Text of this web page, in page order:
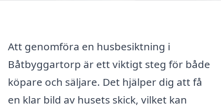
Att genomföra en husbesiktning i
Båtbyggartorp är ett viktigt steg för både
köpare och säljare. Det hjälper dig att få
en klar bild av husets skick, vilket kan